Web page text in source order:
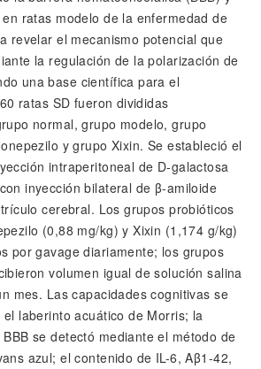
ratas modelo de la enfermedad de
revelar el mecanismo potencial que
la regulación de la polarización de
una base científica para el
ratas SD fueron divididas
normal, grupo modelo, grupo
y grupo Xixin. Se estableció el
intraperitoneal de D-galactosa
inyección bilateral de β-amiloide
cerebral. Los grupos probióticos
(0,88 mg/kg) y Xixin (1,174 g/kg)
por gavage diariamente; los grupos
volumen igual de solución salina
mes. Las capacidades cognitivas se
laberinto acuático de Morris; la
se detectó mediante el método de
azul; el contenido de IL-6, Aβ1-42,